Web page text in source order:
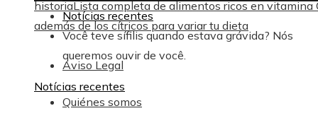
historiaLista completa de alimentos ricos en vitamina
además de los cítricos para variar tu dieta
Aviso Legal
Quiénes somos
Notícias recentes
Você teve sífilis quando estava grávida? Nós
queremos ouvir de você.
Notícias recentes